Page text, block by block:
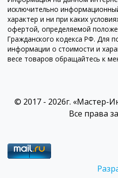
исключительно
характер и ни при каких
офертой, определяемой
Гражданского кодекса РФ. Для
информации о стоимости и
весе товаров обращайтесь к
© 2017 - 2026г. «Мастер-
Все права